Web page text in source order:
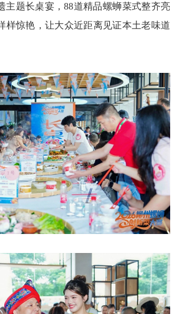
主题长桌宴，88道精品螺蛳菜式整齐亮
样惊艳，让大众近距离见证本土老味道